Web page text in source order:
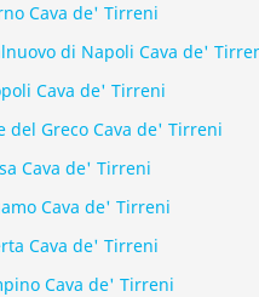
Cava de' Tirreni
di Napoli Cava de'
Cava de' Tirreni
del Greco Cava de' Tirreni
Cava de' Tirreni
Cava de' Tirreni
Cava de' Tirreni
Cava de' Tirreni